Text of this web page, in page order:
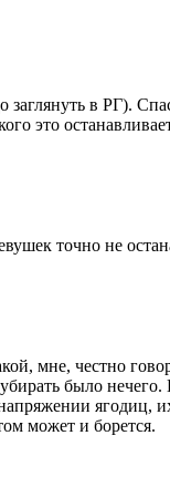
заглянуть в РГ).
это
точно не
мне, честно
было нечего.
ягодиц,
может и борется.